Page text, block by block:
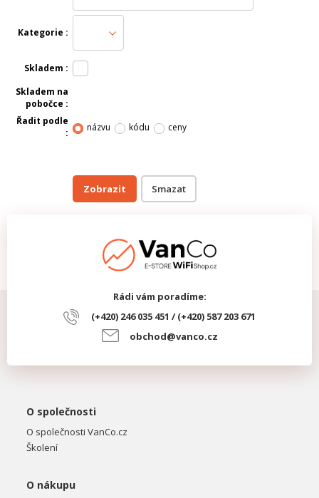
Kategorie
Skladem
Skladem na
pobočce
Řadit podle
názvu kódu ceny
Zobrazit smazat
Rádi vám poradíme:
(+420) 246 035 451 / (+420) 587 203 671
obchod@vanco.cz
O společnosti
O společnosti VanCo.cz
Školení
O nákupu